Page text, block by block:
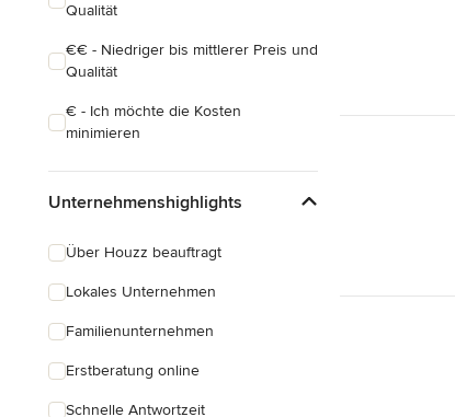
Qualität
€€ - Niedriger bis mittlerer Preis und
Qualität
€ - Ich möchte die Kosten
minimieren
Unternehmenshighlights
Über Houzz beauftragt
Lokales Unternehmen
Familienunternehmen
Erstberatung online
Schnelle Antwortzeit